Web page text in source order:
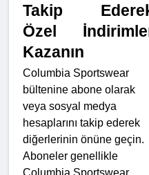
Takip
Özel
Kazanın
Columbia Sportswear
bültenine abone olarak
veya sosyal medya
hesaplarını takip ederek
diğerlerinin önüne geçin.
Aboneler genellikle